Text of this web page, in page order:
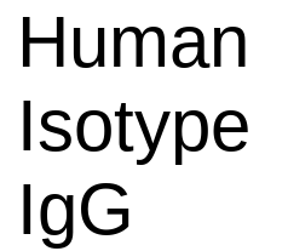
Human
Isotype
IgG